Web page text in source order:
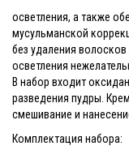
осветления, а также
мусульманской
без удаления
осветления
В набор входит
разведения пудры.
смешивание и
Комплектация набора: